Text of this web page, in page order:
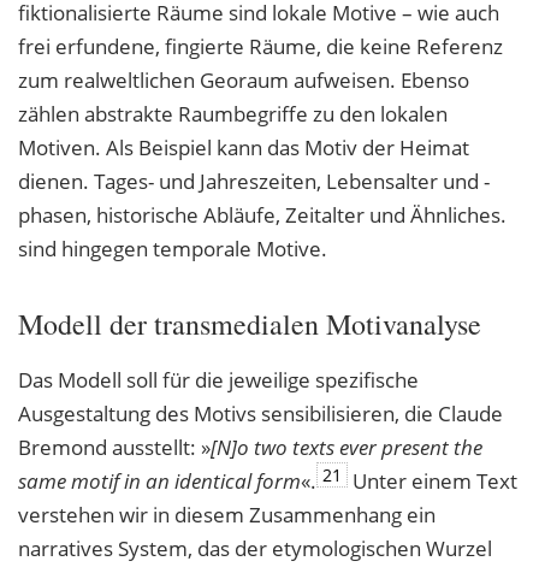
fiktionalisierte Räume sind lokale Motive – wie auch
frei erfundene, fingierte Räume, die keine Referenz
zum realweltlichen Georaum aufweisen. Ebenso
zählen abstrakte Raumbegriffe zu den lokalen
Motiven. Als Beispiel kann das Motiv der Heimat
dienen. Tages- und Jahreszeiten, Lebensalter und -
phasen, historische Abläufe, Zeitalter und Ähnliches.
sind hingegen temporale Motive.
Modell der transmedialen Motivanalyse
Das Modell soll für die jeweilige spezifische
Ausgestaltung des Motivs sensibilisieren, die Claude
Bremond ausstellt: »[N]o two texts ever present the
same motif in an identicalform«. 21
Unter einem Text
verstehen wir in diesem Zusammenhang ein
narratives System, das der etymologischen Wurzel